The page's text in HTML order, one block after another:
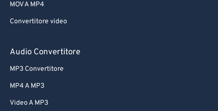
MOV A MP4
Convertitore video
Audio Convertitore
MP3 Convertitore
MP4 A MP3
Video A MP3